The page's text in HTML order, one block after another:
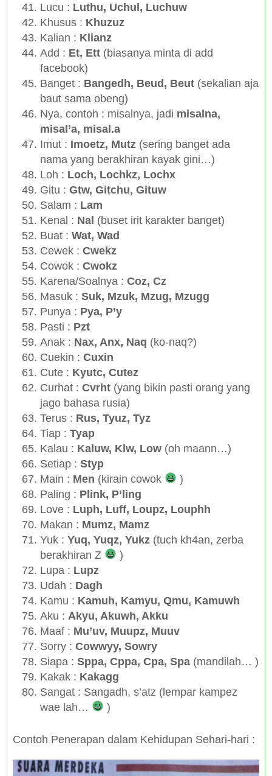
Lucu : Luthu, Uchul, Luchuw
Khusus : Khuzuz
Kalian : Klianz
Add : Et, Ett(biasanya minta di add
facebook)
Banget : Bangedh, Beud, Beut(sekalian aja
baut sama obeng)
Nya, contoh : misalnya, jadi misalna,
misal’a, misal.a
Imut : Imoetz, Mutz (sering banget ada
nama yang berakhiran kayak gini…)
Loh : Loch, Lochkz, Lochx
Gitu : Gtw, Gitchu, Gituw
Salam : Lam
Kenal : Nal (buset irit karakter banget)
Buat : Wat, Wad
Cewek : Cwekz
Cowok : Cwokz
Karena/Soalnya : Coz, Cz
Masuk : Suk, Mzuk, Mzug, Mzugg
Punya : Pya, P’y
Pasti : Pzt
Anak : Nax, Anx, Naq (ko-naq?)
Cuekin : Cuxin
Cute : Kyutc, Cutez
Curhat : Cvrht(yang bikin pasti orang yang
jago bahasa rusia)
Terus : Rus, Tyuz, Tyz
Tiap : Tyap
Kalau : Kaluw, Klw, Low(oh maann…)
Setiap : Styp
Main : Men (kirain cowok
)
Paling : Plink, P’ling
Love : Luph, Luff, Loupz, Louphh
Makan : Mumz, Mamz
Yuk : Yuq, Yuqz, Yukz(tuch kh4an, zerba
berakhiran Z
)
Lupa : Lupz
Udah : Dagh
Kamu : Kamuh, Kamyu, Qmu, Kamuwh
Aku : Akyu, Akuwh, Akku
Maaf : Mu’uv, Muupz, Muuv
Sorry : Cowwyy, Sowry
Siapa : Sppa, Cppa, Cpa, Spa (mandilah… )
Kakak : Kakagg
Sangat : Sangadh, s’atz (lempar kampez
wae lah…
)
Contoh Penerapan dalam Kehidupan Sehari-hari :